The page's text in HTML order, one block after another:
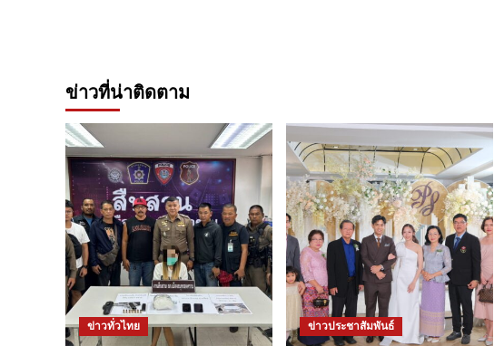
ข่าวที่น่าติดตาม
ข่าวทั่วไทย ข่าวประชาสัมพันธ์